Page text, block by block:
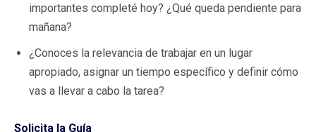
importantes completé hoy? ¿Qué queda pendiente para
mañana?
¿Conoces la relevancia de trabajar en un lugar
apropiado, asignar un tiempo específico y definir cómo
vas a llevar a cabo la tarea?
Solicita la Guía